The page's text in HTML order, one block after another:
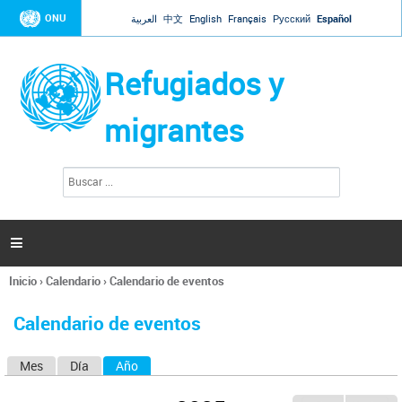
Jump to navigation
ONU العربية 中文 English Français Русский Español
Refugiados y
migrantes
l
s

Se
usted
Inicio›Calendario›Calendario de eventos
Calendario de eventos
Mes Día Año